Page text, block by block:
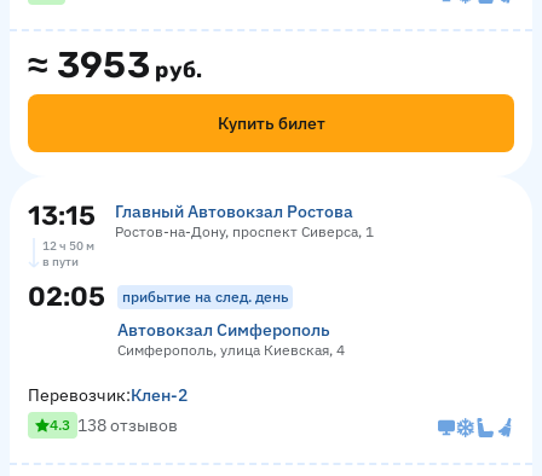
≈ 3953 руб.
Купить билет
13:15 Главный Автовокзал Ростова
Ростов-на-Дону, проспект Сиверса, 1
12 ч 50 м
в пути
02:05 прибытие на след. день
Автовокзал Симферополь
Симферополь, улица Киевская, 4
Перевозчик:Клен-2
4.3 138 отзывов